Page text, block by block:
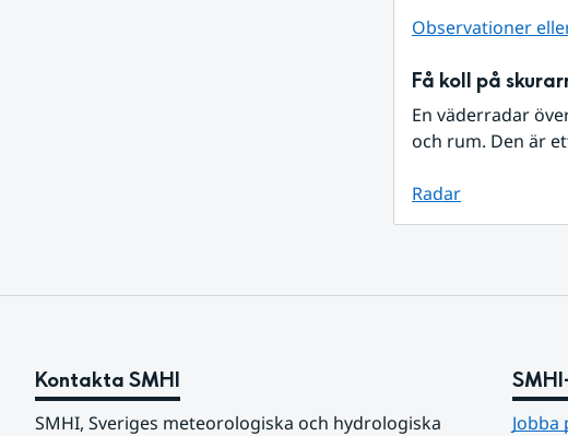
Observationer
Få koll på
En väderradar
och rum. Den är
Radar
Kontakta SMHI
SMHI, Sveriges meteorologiska och hydrologiska
Jobba